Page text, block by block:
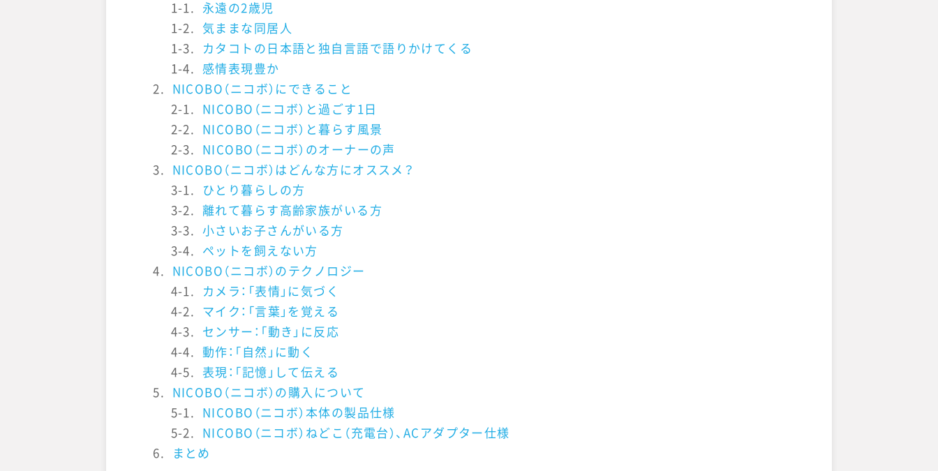
1-1. 永遠の2歳児
1-2. 気ままな同居人
1-3. カタコトの日本語と独自言語で語りかけてくる
1-4. 感情表現豊か
2. NICOBO（ニコボ）にできること
2-1. NICOBO（ニコボ）と過ごす1日
2-2. NICOBO（ニコボ）と暮らす風景
2-3. NICOBO（ニコボ）のオーナーの声
3. NICOBO（ニコボ）はどんな方にオススメ？
3-1. ひとり暮らしの方
3-2. 離れて暮らす高齢家族がいる方
3-3. 小さいお子さんがいる方
3-4. ペットを飼えない方
4. NICOBO（ニコボ）のテクノロジー
4-1. カメラ：「表情」に気づく
4-2. マイク：「言葉」を覚える
4-3. センサー：「動き」に反応
4-4. 動作：「自然」に動く
4-5. 表現：「記憶」して伝える
5. NICOBO（ニコボ）の購入について
5-1. NICOBO（ニコボ）本体の製品仕様
5-2. NICOBO（ニコボ）ねどこ（充電台）、ACアダプター仕様
6.
まとめ